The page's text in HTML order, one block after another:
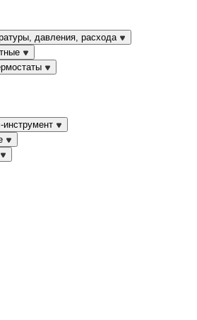
давления, расхода
инструмент